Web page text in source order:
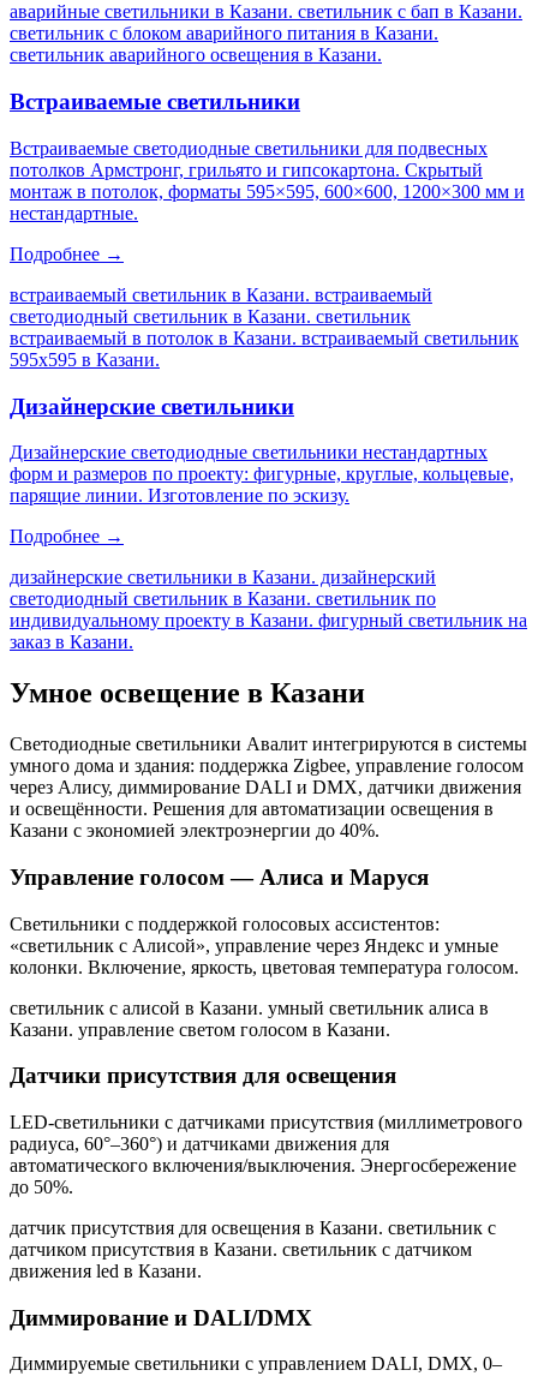
аварийные светильники в Казани. светильник с бап в Казани.
светильник с блоком аварийного питания в Казани.
светильник аварийного освещения в Казани.
Встраиваемые светильники
Встраиваемые светодиодные светильники для подвесных
потолков Армстронг, грильято и гипсокартона. Скрытый
монтаж в потолок, форматы 595×595, 600×600, 1200×300 мм и
нестандартные.
Подробнее →
встраиваемый светильник в Казани. встраиваемый
светодиодный светильник в Казани. светильник
встраиваемый в потолок в Казани. встраиваемый светильник
595х595 в Казани.
Дизайнерские светильники
Дизайнерские светодиодные светильники нестандартных
форм и размеров по проекту: фигурные, круглые, кольцевые,
парящие линии. Изготовление по эскизу.
Подробнее →
дизайнерские светильники в Казани. дизайнерский
светодиодный светильник в Казани. светильник по
индивидуальному проекту в Казани. фигурный светильник на
заказ в Казани.
Умное освещение в Казани
Светодиодные светильники Авалит интегрируются в системы
умного дома и здания: поддержка Zigbee, управление голосом
через Алису, диммирование DALI и DMX, датчики движения
и освещённости. Решения для автоматизации освещения в
Казани с экономией электроэнергии до 40%.
Управление голосом — Алиса и Маруся
Светильники с поддержкой голосовых ассистентов:
«светильник с Алисой», управление через Яндекс и умные
колонки. Включение, яркость, цветовая температура голосом.
светильник с алисой в Казани. умный светильник алиса в
Казани. управление светом голосом в Казани.
Датчики присутствия для освещения
LED-светильники с датчиками присутствия (миллиметрового
радиуса, 60°–360°) и датчиками движения для
автоматического включения/выключения. Энергосбережение
до 50%.
датчик присутствия для освещения в Казани. светильник с
датчиком присутствия в Казани. светильник с датчиком
движения led в Казани.
Диммирование и DALI/DMX
Диммируемые светильники с управлением DALI, DMX, 0–